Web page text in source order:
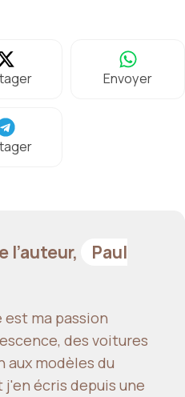
Envoyer
l’auteur,
Paul
est ma passion
des voitures
modèles du
écris depuis une